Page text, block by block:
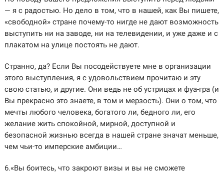
— я с радостью. Но дело в том, что в нашей, как Вы пишете,
«свободной» стране почему-то нигде не дают возможность
выступить ни на заводе, ни на телевидении, и уже даже и с
плакатом на улице постоять не дают.
Странно, да? Если Вы посодействуете мне в организации
этого выступления, я с удовольствием прочитаю и эту
свою статью, и другие. Они ведь не об устрицах и фуа-гра (и
Вы прекрасно это знаете, в том и мерзость). Они о том, что
мечты любого человека, богатого ли, бедного ли, его
желание жить спокойной, мирной, доступной и
безопасной жизнью всегда в нашей стране значат меньше,
чем чьи-то имперские амбиции…
6.«Вы боитесь, что закроют визы и вы не сможете